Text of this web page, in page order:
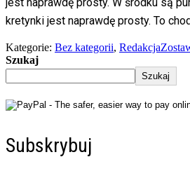
kretynki jest naprawdę prosty. To
Kategorie: Bez kategorii, Redakcja
Szukaj
Szukaj
Subskrybuj